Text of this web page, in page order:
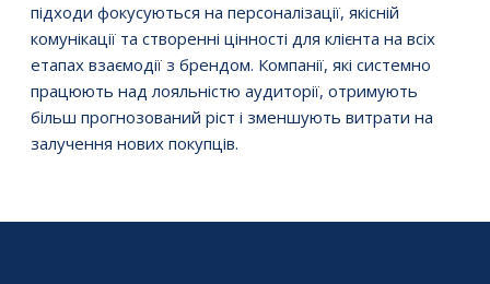
підходи фокусуються на персоналізації, якісній
комунікації та створенні цінності для клієнта на всіх
етапах взаємодії з брендом. Компанії, які системно
працюють над лояльністю аудиторії, отримують
більш прогнозований ріст і зменшують витрати на
залучення нових покупців.